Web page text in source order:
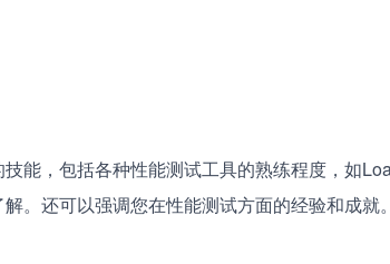
能，包括各种性能测试工具的熟练程度，如
。还可以强调您在性能测试方面的经验和成就。